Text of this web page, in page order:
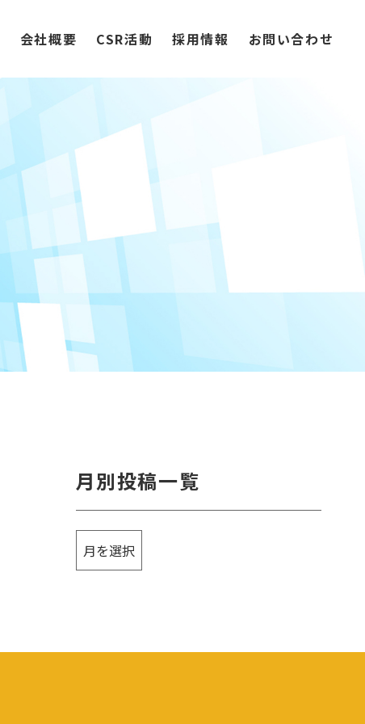
会社概要 CSR活動 採用情報 お問い合わせ
月別投稿一覧